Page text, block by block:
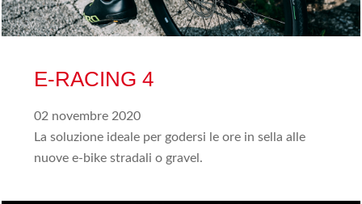
E-RACING 4
02 novembre 2020
La soluzione ideale per godersi le ore in sella alle
nuove e-bike stradali o gravel.